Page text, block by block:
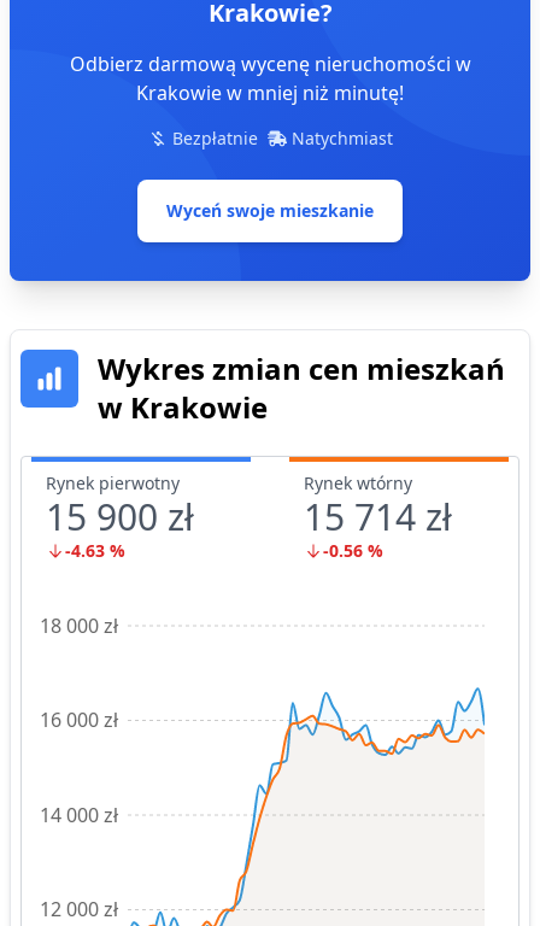
Krakowie?
Odbierz darmową wycenę nieruchomości w
Krakowiew mniej niż minutę!
Bezpłatnie Natychmiast
Wyceń swoje mieszkanie
Wykres zmian cen mieszkań
w Krakowie
Rynek pierwotny
15 900 zł
-4.63 %
Rynek wtórny
15 714 zł
-0.56 %
12 000 zł
14 000 zł
16 000 zł
18 000 zł